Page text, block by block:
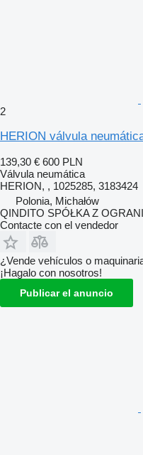
2
HERION válvula
139,30 € 600 PLN
Válvula neumática
HERION, , 1025285, 3183424
Polonia, Michałów
QINDITO SPÓŁKA Z
Contacte con el vendedor
¿Vende vehículos o
¡Hagalo con nosotros!
Publicar el anuncio